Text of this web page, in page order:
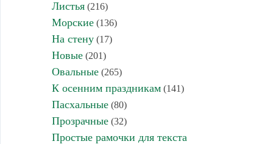
Листья(216)
Морские(136)
На стену(17)
Новые(201)
Овальные(265)
К осенним праздникам(141)
Пасхальные(80)
Прозрачные(32)
Простые рамочки для текста